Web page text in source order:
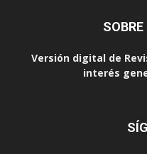
Versión digital de
interés